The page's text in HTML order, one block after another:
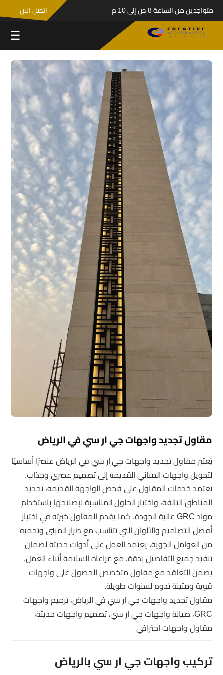
متواجدين من الساعة 8 ص إلى 10 م اتصل الان
☰
مقاول تجديد واجهات جي ار سي في الرياض
يُعتبر مقاول تجديد واجهات جي ار سي في الرياض عنصرًا أساسيًا
لتحويل واجهات المباني القديمة إلى تصميم عصري وجذاب.
تعتمد خدمات المقاول على فحص الواجهة القديمة، تحديد
المناطق التالفة، واختيار الحلول المناسبة لإصلاحها باستخدام
مواد GRC عالية الجودة. كما يقدم المقاول خبرته في اختيار
أفضل التصاميم والألوان التي تتناسب مع طراز المبنى وتحميه
من العوامل الجوية. يعتمد العمل على أدوات حديثة لضمان
تنفيذ جميع التفاصيل بدقة، مع مراعاة السلامة أثناء العمل.
يضمن التعاقد مع مقاول متخصص الحصول على واجهات
قوية ومتينة تدوم لسنوات طويلة.
مقاول تجديد واجهات جي ار سي في الرياض، ترميم واجهات
GRC، صيانة واجهات جي ار سي، تصميم واجهات حديثة،
مقاول واجهات احترافي
تركيب واجهات جي ار سي بالرياض